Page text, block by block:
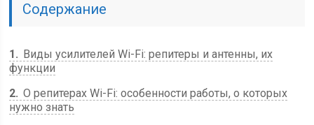
Содержание
1
Виды усилителей Wi-Fi: репитеры и антенны, их
функции
2 О репитерах Wi-Fi: особенности работы, о которых
нужно знать